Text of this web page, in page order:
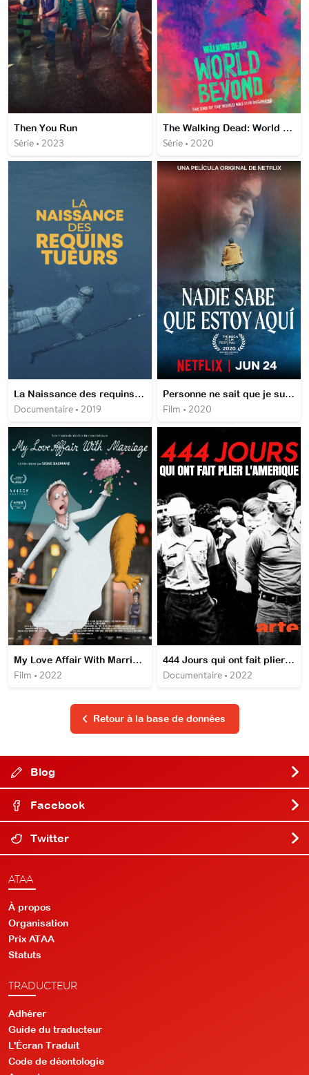
Then You Run
Série • 2023
The Walking Dead: World Beyond
Série • 2020
La Naissance des requins tueurs
Documentaire • 2019
Personne ne sait que je suis là
Film • 2020
My Love Affair With Marriage
Film • 2022
444 Jours qui ont fait plier l'Amérique
Documentaire • 2022
Retour à la base de données
Blog
Facebook
Twitter
ATAA
À propos
Organisation
Prix ATAA
Statuts
TRADUCTEUR
Adhérer
Guide du traducteur
L'Écran Traduit
Code de déontologie